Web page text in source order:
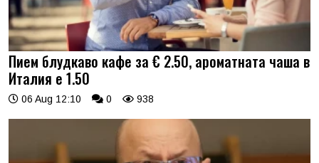
Пием блудкаво кафе за € 2.50, ароматната чаша в
Италия е 1.50
06 Aug 12:10 0 938